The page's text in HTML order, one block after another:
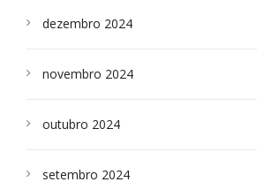
dezembro 2024
novembro 2024
outubro 2024
setembro 2024